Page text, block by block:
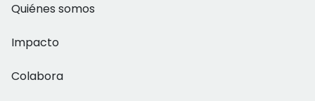
Quiénes somos
Impacto
Colabora